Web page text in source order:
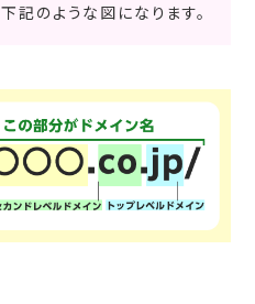
記のような図になります。